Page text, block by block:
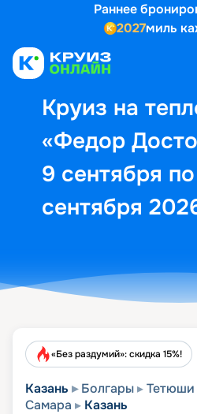
Раннее
2027миль
Круиз на
«Федор
9 сентября
сентября
Выбор
«Без раздумий»: скидка 15%!
Казань Болгары Тетюши
Самара
Казань